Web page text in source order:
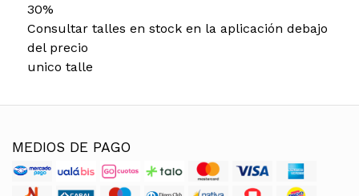
30%
Consultar talles en stock en la aplicación debajo
del precio
unico talle
MEDIOS DE PAGO